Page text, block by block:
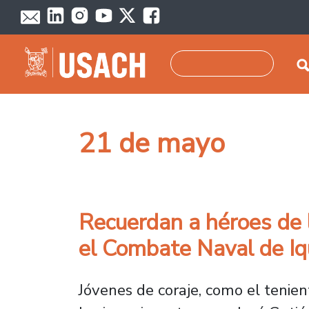
Pasar al contenido principal
21 de mayo
Recuerdan a héroes
el Combate Naval de
Jóvenes de coraje, como el